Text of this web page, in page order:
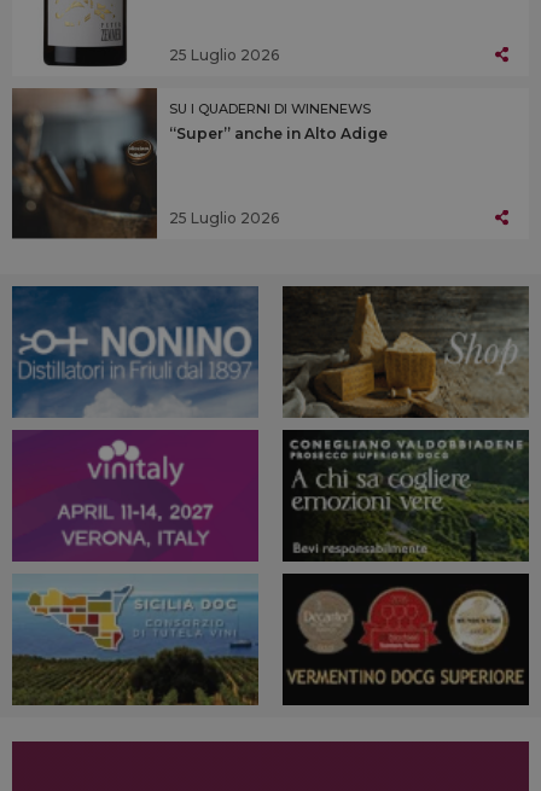
25 Luglio 2026
SU I QUADERNI DI WINENEWS
“Super” anche in Alto Adige
25 Luglio 2026